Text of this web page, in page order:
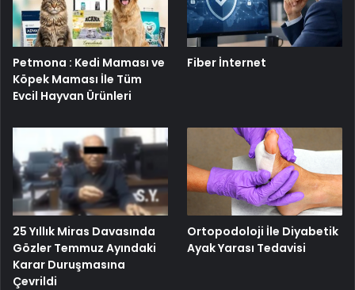
Petmona : Kedi Maması ve
Köpek Maması İle Tüm
Evcil Hayvan Ürünleri
Fiber İnternet
25 Yıllık Miras Davasında
Gözler Temmuz Ayındaki
Karar Duruşmasına
Çevrildi
Ortopodoloji İle Diyabetik
Ayak Yarası Tedavisi